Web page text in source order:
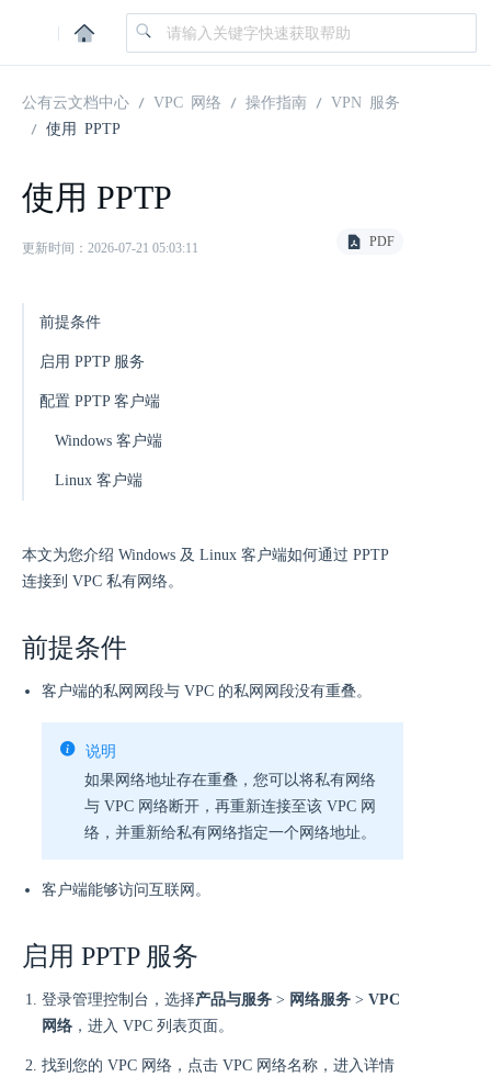
|
公有云文档中心 VPC 网络 操作指南
VPN 服务
使用 PPTP
使用 PPTP
更新时间：2026-07-21 05:03:11 PDF
前提条件
启用 PPTP 服务
配置 PPTP 客户端
Windows 客户端
Linux 客户端
本文为您介绍 Windows 及 Linux 客户端如何通过 PPTP
连接到 VPC 私有网络。
前提条件
客户端的私网网段与 VPC 的私网网段没有重叠。
说明
如果网络地址存在重叠，您可以将私有网络
与 VPC 网络断开，再重新连接至该 VPC 网
络，并重新给私有网络指定一个网络地址。
客户端能够访问互联网。
启用 PPTP 服务
登录管理控制台，选择产品与服务 > 网络服务 > VPC
网络 ，进入 VPC 列表页面。
找到您的 VPC 网络，点击 VPC 网络名称，进入详情